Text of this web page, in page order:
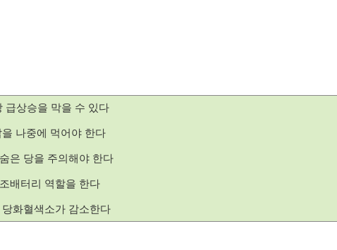
급상승을 막을 수 있다
나중에 먹어야 한다
은 당을 주의해야 한다
배터리 역할을 한다
화혈색소가 감소한다